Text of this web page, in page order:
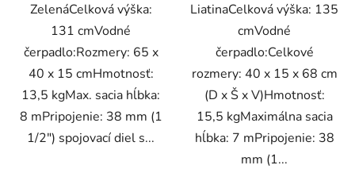
ZelenáCelková výška:
131 cmVodné
čerpadlo:Rozmery: 65 x
40 x 15 cmHmotnosť:
13,5 kgMax. sacia hĺbka:
8 mPripojenie: 38 mm (1
1/2") spojovací diel s...
LiatinaCelková výška: 135
cmVodné
čerpadlo:Celkové
rozmery: 40 x 15 x 68 cm
(D x Š x V)Hmotnosť:
15,5 kgMaximálna sacia
hĺbka: 7 mPripojenie: 38
mm (1...